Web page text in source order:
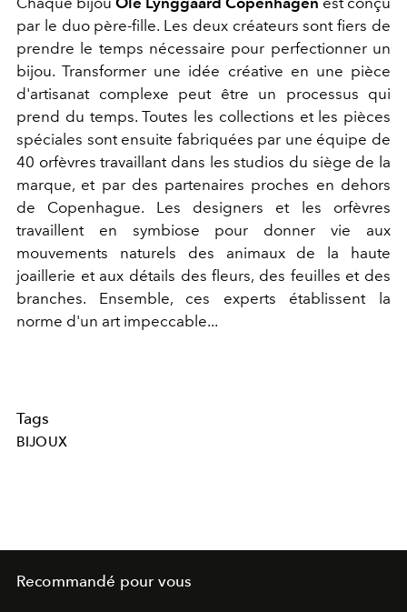
par le duo père-fille. Les deux créateurs sont fiers de
prendre le temps nécessaire pour perfectionner un
bijou. Transformer une idée créative en une pièce
d'artisanat complexe peut être un processus qui
prend du temps. Toutes les collections et les pièces
spéciales sont ensuite fabriquées par une équipe de
40 orfèvres travaillant dans les studios du siège de la
marque, et par des partenaires proches en dehors
de Copenhague. Les designers et les orfèvres
travaillent en symbiose pour donner vie aux
mouvements naturels des animaux de la haute
joaillerie et aux détails des fleurs, des feuilles et des
branches. Ensemble, ces experts établissent la
norme d'un art impeccable...
Tags
BIJOUX
Recommandé pour vous